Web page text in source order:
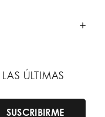
ÚLTIMAS
SUSCRIBIRME